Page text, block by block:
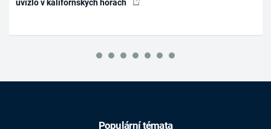
uvízlo v kalifornských horách
Populární témata